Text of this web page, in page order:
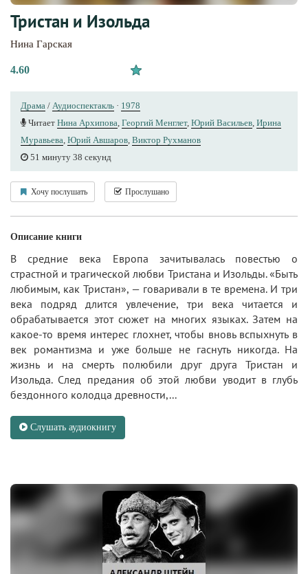
Тристан и Изольда
Нина Гарская
4.60
Драма / Аудиоспектакль · 1978
Читает Нина Архипова Георгий Менглет, Юрий Васильев Ирина
Муравьева Юрий Авшаров Виктор Рухманов
51 минуту 38 секунд
Хочу послушать Прослушано
Описание книги
В средние века Европа зачитывалась повестью о
страстной и трагической любви Тристана и Изольды. «Быть
любимым, как Тристан», — говаривали в те времена. И три
века подряд длится увлечение, три века читается и
обрабатывается этот сюжет на многих языках. Затем на
какое-то время интерес глохнет, чтобы вновь вспыхнуть в
век романтизма и уже больше не гаснуть никогда. На
жизнь и на смерть полюбили друг друга Тристан и
Изольда. След предания об этой любви уводит в глубь
бездонного колодца древности,...
Слушать аудиокнигу